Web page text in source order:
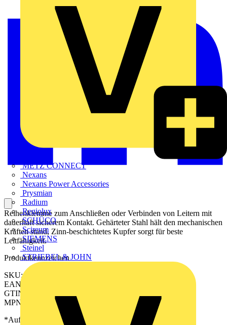
METZ CONNECT
Nexans
Nexans Power Accessories
Prysmian
Radium
Regiolux
SCHÜCO
Scireum
SIEMENS
Steinel
STRIEBEL & JOHN
Reihenklemme zum Anschließen oder Verbinden von Leitern mit
dauerhaft sicherem Kontakt. Gehärteter Stahl hält den mechanischen
Kräften stand, Zinn-beschichtetes Kupfer sorgt für beste
Leitfähigkeit.
Produktkennzeichen
SKU: 2566510000
EAN: 04050118576276
GTIN: 04050118576276
MPN: SAK 2.5/35 SW
*Auf Anfrage verfügbar - bitte in den Warenkorb legen, um